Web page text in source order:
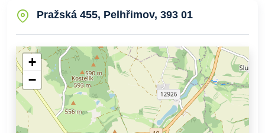
Pražská 455, Pelhřimov, 393 01
+
−